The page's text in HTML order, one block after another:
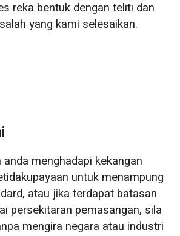
reka bentuk dengan teliti dan
yang kami selesaikan.
menghadapi kekangan
untuk menampung
atau jika terdapat batasan
persekitaran pemasangan, sila
mengira negara atau industri